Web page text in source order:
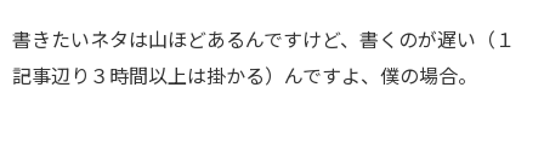
書きたいネタは山ほどあるんですけど、書くのが遅い（１
記事辺り３時間以上は掛かる）んですよ、僕の場合。